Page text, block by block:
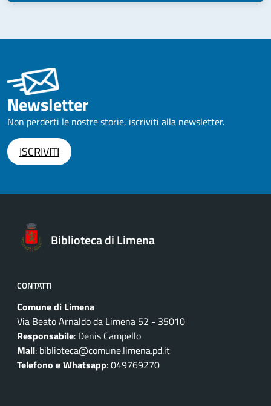
Newsletter
Non perderti le nostre storie, iscriviti alla newsletter.
ISCRIVITI
Biblioteca di Limena
CONTATTI
Comune di Limena
Via Beato Arnaldo da Limena 52 - 35010
Responsabile: Denis Campello
Mail: biblioteca@comune.limena.pd.it
Telefono e Whatsapp: 049769270